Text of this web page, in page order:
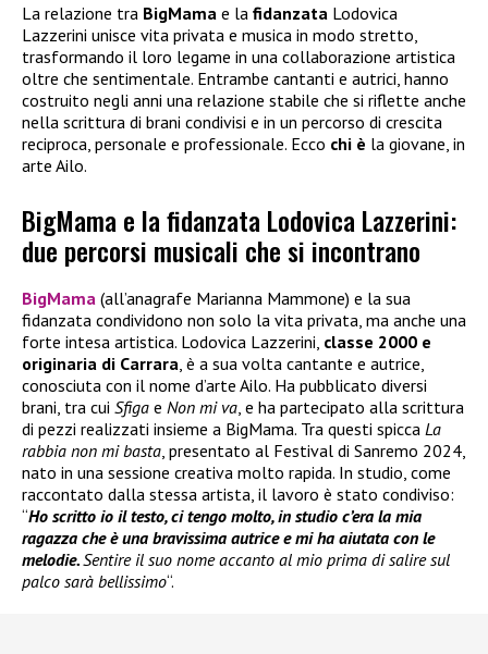
La relazione tra BigMama e la fidanzata Lodovica
Lazzerini unisce vita privata e musica in modo stretto,
trasformando il loro legame in una collaborazione artistica
oltre che sentimentale. Entrambe cantanti e autrici, hanno
costruito negli anni una relazione stabile che si riflette anche
nella scrittura di brani condivisi e in un percorso di crescita
reciproca, personale e professionale. Ecco chi è la giovane, in
arte Ailo.
BigMama e la fidanzata Lodovica Lazzerini:
due percorsi musicali che si incontrano
BigMama (all’anagrafe Marianna Mammone) e la sua
fidanzata condividono non solo la vita privata, ma anche una
forte intesa artistica. Lodovica Lazzerini, classe 2000 e
originaria di Carrara, è a sua volta cantante e autrice,
conosciuta con il nome d’arte Ailo. Ha pubblicato diversi
brani, tra cui Sfiga e Non mi va, e ha partecipato alla scrittura
di pezzi realizzati insieme a BigMama. Tra questi spicca La
rabbia non mi basta, presentato al Festival di Sanremo 2024,
nato in una sessione creativa molto rapida. In studio, come
raccontato dalla stessa artista, il lavoro è stato condiviso:
“Ho scritto io il testo, ci tengo molto, in studio c’era la mia
ragazza che è una bravissima autrice e mi ha aiutata con le
melodie.Sentire il suo nome accanto al mio prima di salire sul
palco sarà bellissimo“.